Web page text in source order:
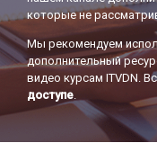
которые не
Мы рекомендуем
дополнительный
видео курсам ITVDN.
доступе.